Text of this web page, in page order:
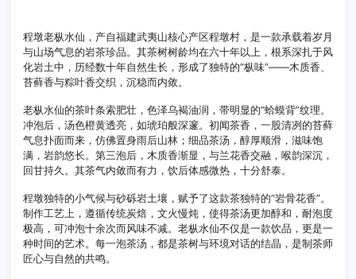
水
仙
程墩老枞水仙，产自福建武夷山核心产区程墩村，是一款承载着岁月
与山场气息的岩茶珍品。其茶树树龄均在六十年以上，根系深扎于风
化岩土中，历经数十年自然生长，形成了独特的“枞味”——木质香、
苔藓香与粽叶香交织，沉稳而内敛。
老枞水仙的茶叶条索肥壮，色泽乌褐油润，带明显的“蛤蟆背”纹理。
冲泡后，汤色橙黄透亮，如琥珀般深邃。初闻茶香，一股清冽的苔藓
气息扑面而来，仿佛置身雨后山林；细品茶汤，醇厚顺滑，滋味饱
满，岩韵悠长。第三泡后，木质香渐显，与兰花香交融，喉韵深沉，
回甘持久。其茶气内敛而有力，饮后体感微热，十分舒泰。
程墩独特的小气候与砂砾岩土壤，赋予了这款茶独特的“岩骨花香”。
制作工艺上，遵循传统炭焙，文火慢炖，使得茶汤更加醇和，耐泡度
极高，可冲泡十余次而风味不减。老枞水仙不仅是一款饮品，更是一
种时间的艺术。每一泡茶汤，都是茶树与环境对话的结晶，是制茶师
匠心与自然的共鸣。